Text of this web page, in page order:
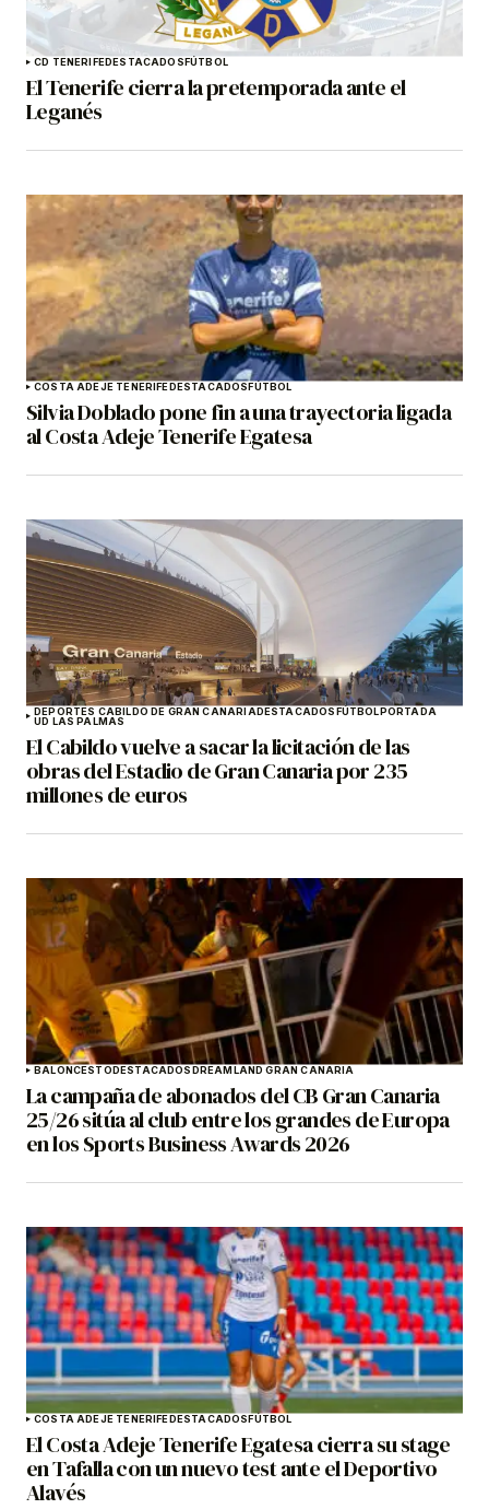
CD TENERIFEDESTACADOSFÚTBOL
El Tenerife cierra la pretemporada ante el
Leganés
COSTA ADEJE TENERIFEDESTACADOSFÚTBOL
Silvia Doblado pone fin a una trayectoria ligada
al Costa Adeje Tenerife Egatesa
DEPORTES CABILDO DE GRAN CANARIADESTACADOSFÚTBOLPORTADA
UD LAS PALMAS
El Cabildo vuelve a sacar la licitación de las
obras del Estadio de Gran Canaria por 235
millones de euros
BALONCESTODESTACADOSDREAMLAND GRAN CANARIA
La campaña de abonados del CB Gran Canaria
25/26 sitúa al club entre los grandes de Europa
en los Sports Business Awards 2026
COSTA ADEJE TENERIFEDESTACADOSFÚTBOL
El Costa Adeje Tenerife Egatesa cierra su stage
en Tafalla con un nuevo test ante el Deportivo
Alavés